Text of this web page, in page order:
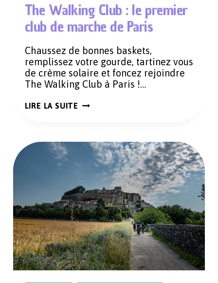
The Walking Club : le premier
club de marche de Paris
Chaussez de bonnes baskets,
remplissez votre gourde, tartinez vous
de crème solaire et foncez rejoindre
The Walking Club à Paris !…
LIRE LA SUITE THE
PREMIER
CLUB
DE
MARCHE
DE
PARIS